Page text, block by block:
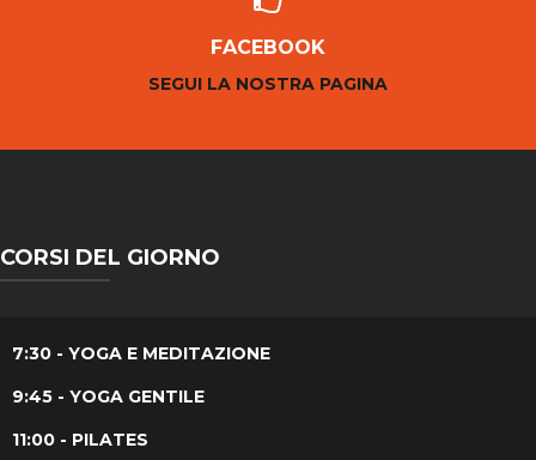
FACEBOOK
SEGUI LA NOSTRA PAGINA
CORSI DEL GIORNO
7:30 - YOGA E MEDITAZIONE
9:45 - YOGA GENTILE
11:00 - PILATES